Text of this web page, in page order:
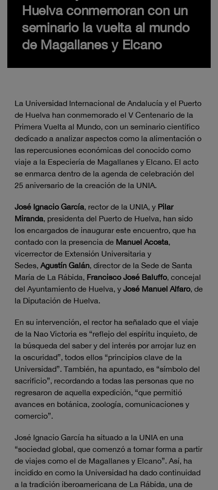
Huelva conmemoran con un
seminario la vuelta al mundo
de Magallanes y Elcano
La Universidad Internacional de Andalucía y el Puerto
de Huelva han conmemorado el V Centenario de la
Primera Vuelta al Mundo, con un seminario científico
dedicado a analizar aspectos como la alimentación o
las repercusiones económicas del conocido como
viaje a la Especiería de Magallanes y Elcano. El acto
se enmarca dentro de la agenda de celebración del
25 aniversario de la creación de la UNIA.
José Ignacio García, rector de la UNIA, y Pilar
Miranda, presidenta del Puerto de Huelva, han sido
los encargados de inaugurar este encuentro, que ha
contado con la presencia de Manuel Acosta,
vicerrector de Extensión Universitaria y
Sedes, Agustín Galán, director de la Sede de Santa
María de La Rábida, Francisco José Baluffo, concejal
del Ayuntamiento de Huelva, y José Manuel Alfaro, de
la Diputación de Huelva.
En su intervención, el rector ha señalado que el viaje
de la Nao Victoria es “reflejo del espíritu inquieto, de
la búsqueda del saber y del interés por arrojar luz en
la oscuridad”, todos ellos “principios clave de la
Universidad”. También, ha apuntado, es “símbolo del
sacrificio”, recordando a todas las personas que no
regresaron de aquella expedición, “que permitió
avances en botánica, zoología, comunicaciones y
comercio”.
José Ignacio García ha situado a la UNIA en una
“sociedad global, que comenzó a tomar forma a partir
de viajes como el de Magallanes y Elcano”. Así, ha
incidido en como la Universidad ha dado continuidad
a la tradición iberoamericana de La Rábida, una de